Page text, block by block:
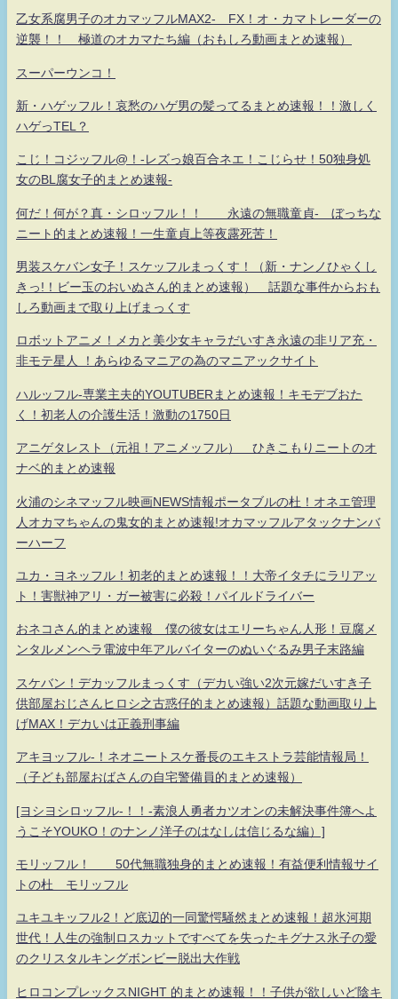
乙女系腐男子のオカマッフルMAX2- FX！オ・カマトレーダーの
逆襲！！ 極道のオカマたち編（おもしろ動画まとめ速報）
スーパーウンコ！
新・ハゲッフル！哀愁のハゲ男の髪ってるまとめ速報！！激しく
ハゲっTEL？
こじ！コジッフル@！-レズっ娘百合ネエ！こじらせ！50独身処
女のBL腐女子的まとめ速報-
何だ！何が？真・シロッフル！！ 永遠の無職童貞- ぼっちな
ニート的まとめ速報！一生童貞上等夜露死苦！
男装スケバン女子！スケッフルまっくす！（新・ナンノひゃくし
きっ!！ビー玉のおいぬさん的まとめ速報） 話題な事件からおも
しろ動画まで取り上げまっくす
ロボットアニメ！メカと美少女キャラだいすき永遠の非リア充・
非モテ星人 ！あらゆるマニアの為のマニアックサイト
ハルッフル-専業主夫的YOUTUBERまとめ速報！キモデブおた
く！初老人の介護生活！激動の1750日
アニゲタレスト（元祖！アニメッフル） ひきこもりニートのオ
ナベ的まとめ速報
火浦のシネマッフル映画NEWS情報ポータブルの杜！オネエ管理
人オカマちゃんの鬼女的まとめ速報!オカマッフルアタックナンバ
ーハーフ
ユカ・ヨネッフル！初老的まとめ速報！！大帝イタチにラリアッ
ト！害獣神アリ・ガー被害に必殺！パイルドライバー
おネコさん的まとめ速報 僕の彼女はエリーちゃん人形！豆腐メ
ンタルメンヘラ電波中年アルバイターのぬいぐるみ男子末路編
スケバン！デカッフルまっくす（デカい強い2次元嫁だいすき子
供部屋おじさんヒロシ之古惑仔的まとめ速報）話題な動画取り上
げMAX！デカいは正義刑事編
アキヨッフル-！ネオニートスケ番長のエキストラ芸能情報局！
（子ども部屋おばさんの自宅警備員的まとめ速報）
[ヨシヨシロッフル-！！-素浪人勇者カツオンの未解決事件簿へよ
うこそYOUKO！のナンノ洋子のはなしは信じるな編）]
モリッフル！ 50代無職独身的まとめ速報！有益便利情報サイ
トの杜 モリッフル
ユキユキッフル2！ど底辺的一同驚愕騒然まとめ速報！超氷河期
世代！人生の強制ロスカットですべてを失ったキグナス氷子の愛
のクリスタルキングボンビー脱出大作戦
ヒロコンプレックスNIGHT 的まとめ速報！！子供が欲しいど陰キ